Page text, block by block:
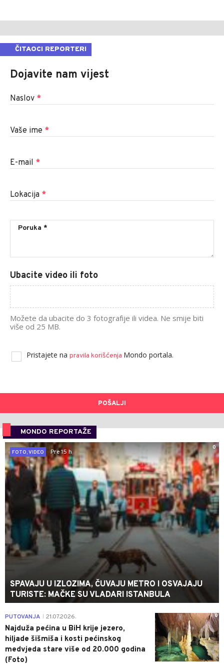
ČITAOCI REPORTERI
Dojavite nam vijest
Naslov *
Vaše ime *
E-mail *
Lokacija *
Ubacite video ili foto
Možete da ubacite do 3 fotografije ili videa. Ne smije biti
više od 25 MB.
Pristajete na pravila korišćenja Mondo portala.
POŠALJI
MONDO REPORTAŽE
0
FOTO, VIDEO
Pre 15 h
SPAVAJU U IZLOZIMA, ČUVAJU METRO I OSVAJAJU
TURISTE: MAČKE SU VLADARI ISTANBULA
0
PUTOVANJA 21.07.2026.
Najduža pećina u BiH krije jezero,
hiljade šišmiša i kosti pećinskog
medvjeda stare više od 20.000 godina
(Foto)